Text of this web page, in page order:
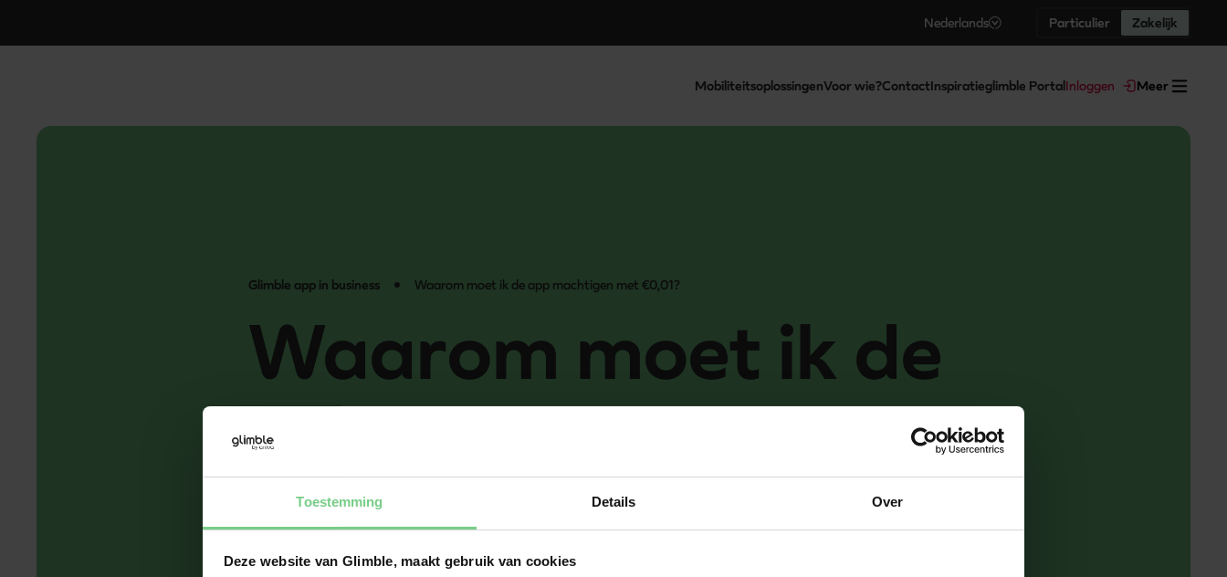
Toestemming Details Over
Deze website van Glimble, maakt gebruik van cookies
Nederlands Particulier Zakelijk
MobiliteitsoplossingenVoor wie?ContactInspiratieglimble PortalInloggen Meer
Glimble app in business Waarom moet ik de app machtigen met €0,01?
Waarom moet ik de
app machtigen met
€0,01?